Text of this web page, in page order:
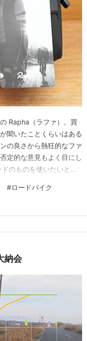
Rapha（ラファ）。買
聞いたことくらいはある
の良さから熱狂的なファ
定的な意見もよく目にし
のものを使いたいと思
、Rapha のバーバッグ
#ロードバイク
納会